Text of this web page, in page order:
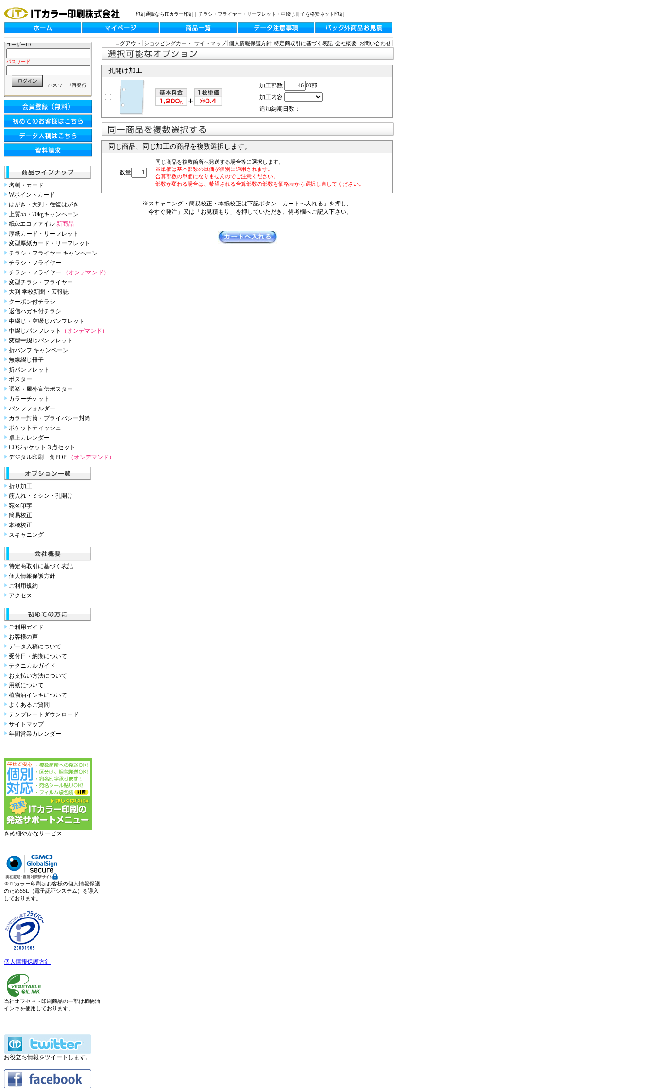
印刷通販ならITカラー印刷｜チラシ・フライヤー・リーフレット・中綴じ冊子を格安ネット印刷
ユーザーID
パスワード
パスワード再発行
名刺・カード
Wポイントカード
はがき・大判・往復はがき
上質55・70kgキャンペーン
紙deエコファイル 新商品
厚紙カード・リーフレット
変型厚紙カード・リーフレット
チラシ・フライヤー キャンペーン
チラシ・フライヤー
チラシ・フライヤー
（オンデマンド）
変型チラシ・フライヤー
大判 学校新聞・広報誌
クーポン付チラシ
返信ハガキ付チラシ
中綴じ・空綴じパンフレット
中綴じパンフレット
（オンデマンド）
変型中綴じパンフレット
折パンフ キャンペーン
無線綴じ冊子
折パンフレット
ポスター
選挙・屋外宣伝ポスター
カラーチケット
パンフフォルダー
カラー封筒・プライバシー封筒
ポケットティッシュ
卓上カレンダー
CDジャケット３点セット
デジタル印刷三角POP
（オンデマンド）
折り加工
筋入れ・ミシン・孔開け
宛名印字
簡易校正
本機校正
スキャニング
特定商取引に基づく表記
個人情報保護方針
ご利用規約
アクセス
ご利用ガイド
お客様の声
データ入稿について
受付日・納期について
テクニカルガイド
お支払い方法について
用紙について
植物油インキについて
よくあるご質問
テンプレートダウンロード
サイトマップ
年間営業カレンダー
きめ細やかなサービス
※ITカラー印刷はお客様の個人情報保護
のためSSL（電子認証システム）を導入
しております。
個人情報保護方針
当社オフセット印刷商品の一部は植物油
インキを使用しております。
お役立ち情報をツイートします。
ログアウト ショッピングカート サイトマップ 個人情報保護方針 特定商取引に基づく表記 会社概要 お問い合わせ
孔開け加工
加工部数
00部
加工内容
追加納期日数：
同じ商品、同じ加工の商品を複数選択します。
数量
同じ商品を複数箇所へ発送する場合等に選択します。
※単価は基本部数の単価が個別に適用されます。
合算部数の単価になりませんのでご注意ください。
部数が変わる場合は、希望される合算部数の部数を価格表から選択し直してください。
※スキャニング・簡易校正・本紙校正は下記ボタン「カートへ入れる」を押し、
「今すぐ発注」又は「お見積もり」を押していただき、備考欄へご記入下さい。